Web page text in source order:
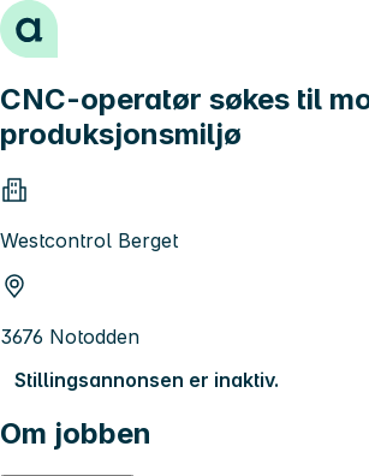
Hopp til innhold
CNC-operatør søkes til
produksjonsmiljø
Westcontrol Berget
3676 Notodden
Stillingsannonsen er inaktiv.
Om jobben